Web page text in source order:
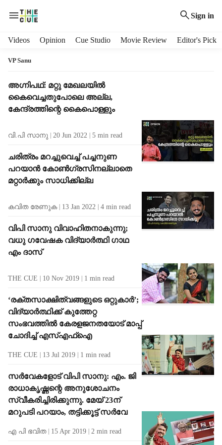
Sign in
Videos Opinion Cue Studio Movie Review Editor's Pick
VP Sanu
T
a
g
s
l
t
s
അഗ്നിപഥ്: മറ്റു മേഖലയില്‍
കൈവെച്ചതുപോലെ അല്ല,
കേന്ദ്രത്തിന്റെ കൈപൊള്ളും
വി.പി സാനു 20 Jun 2022 5 min read
ചരിത്രം മറച്ചുവെച്ച് പച്ചനുണ
പറയാന്‍ കോണ്‍ഗ്രസിനല്ലാതെ
മറ്റാര്‍ക്കും സാധിക്കില്ല
കവിത രേണുക 13 Jan 2022 4 min read
വിപി സാനു വിവാഹിതനാകുന്നു;
വധു ഗവേഷക വിദ്യാര്‍ത്ഥി ഗാഥ
എം ദാസ്
THE CUE 10 Nov 2019 1 min read
‘രക്തസാക്ഷിത്വങ്ങളുടെ ഒറ്റുകാര്‍’;
വിദ്യാര്‍ത്ഥിക്ക് കുത്തേറ്റ
സംഭവത്തില്‍ കേരളജനതയോട് മാപ്പ്
ചോദിച്ച് എസ്എഫ്‌ഐ
THE CUE 13 Jul 2019 1 min read
സര്‍വേകളോട് വിപി സാനു: എം. ജി
രാധാകൃഷ്ണന്റെ അനുശോചനം
സ്വീകരിച്ചിരിക്കുന്നു. മേയ് 23ന്
മറുപടി പറയാം, തട്ടിക്കൂട്ട് സര്‍വേ
എ പി ഭവിത 15 Apr 2019 2 min read